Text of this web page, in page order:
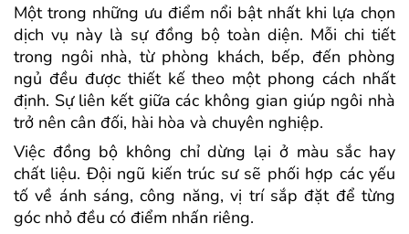
Một trong những ưu điểm nổi bật nhất khi lựa chọn
dịch vụ này là sự đồng bộ toàn diện. Mỗi chi tiết
trong ngôi nhà, từ phòng khách, bếp, đến phòng
ngủ đều được thiết kế theo một phong cách nhất
định. Sự liên kết giữa các không gian giúp ngôi nhà
trở nên cân đối, hài hòa và chuyên nghiệp.
Việc đồng bộ không chỉ dừng lại ở màu sắc hay
chất liệu. Đội ngũ kiến trúc sư sẽ phối hợp các yếu
tố về ánh sáng, công năng, vị trí sắp đặt để từng
góc nhỏ đều có điểm nhấn riêng.